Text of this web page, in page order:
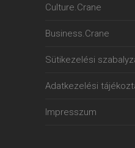
Culture.Crane
Business.Crane
Sütikezelési
Adatkezelési
Impresszum